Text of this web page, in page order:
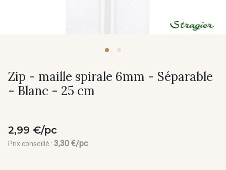
Zip - maille spirale 6mm - Séparable
- Blanc - 25 cm
2,99 €/pc
Prix conseillé : 3,30 €/pc